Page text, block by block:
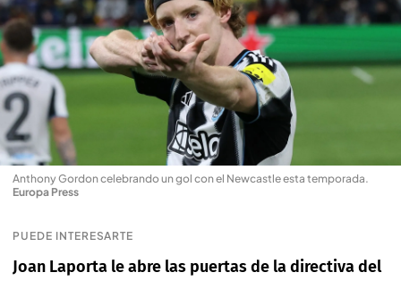
Anthony Gordon celebrando un gol con el Newcastle esta temporada.
Europa Press
PUEDE INTERESARTE
Joan Laporta le abre las puertas de la directiva del